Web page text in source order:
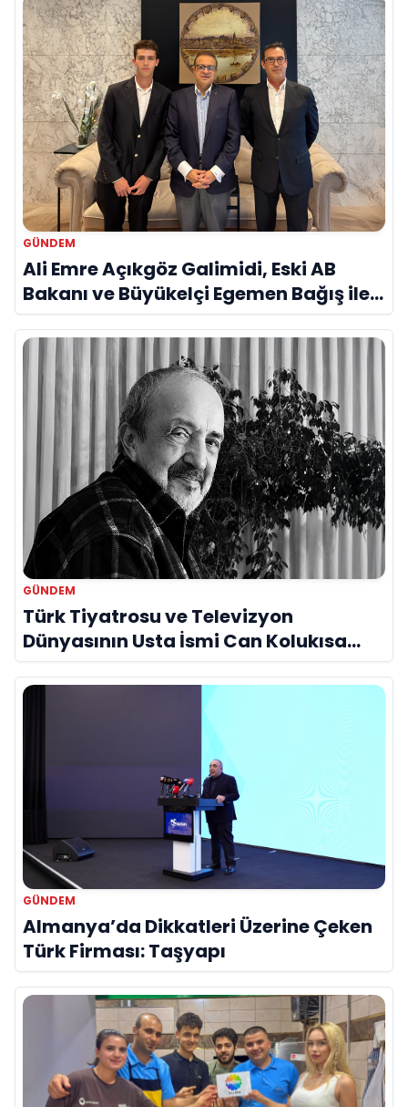
GÜNDEM
Ali Emre Açıkgöz Galimidi, Eski AB
Bakanı ve Büyükelçi Egemen Bağış ile
Bir Araya Geldi
GÜNDEM
Türk Tiyatrosu ve Televizyon
Dünyasının Usta İsmi Can Kolukısa
Hayatını Kaybetti
GÜNDEM
Almanya’da Dikkatleri Üzerine Çeken
Türk Firması: Taşyapı